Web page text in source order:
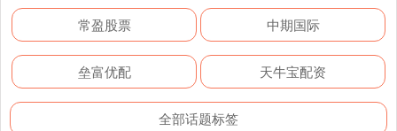
常盈股票 中期国际
垒富优配 天牛宝配资
全部话题标签